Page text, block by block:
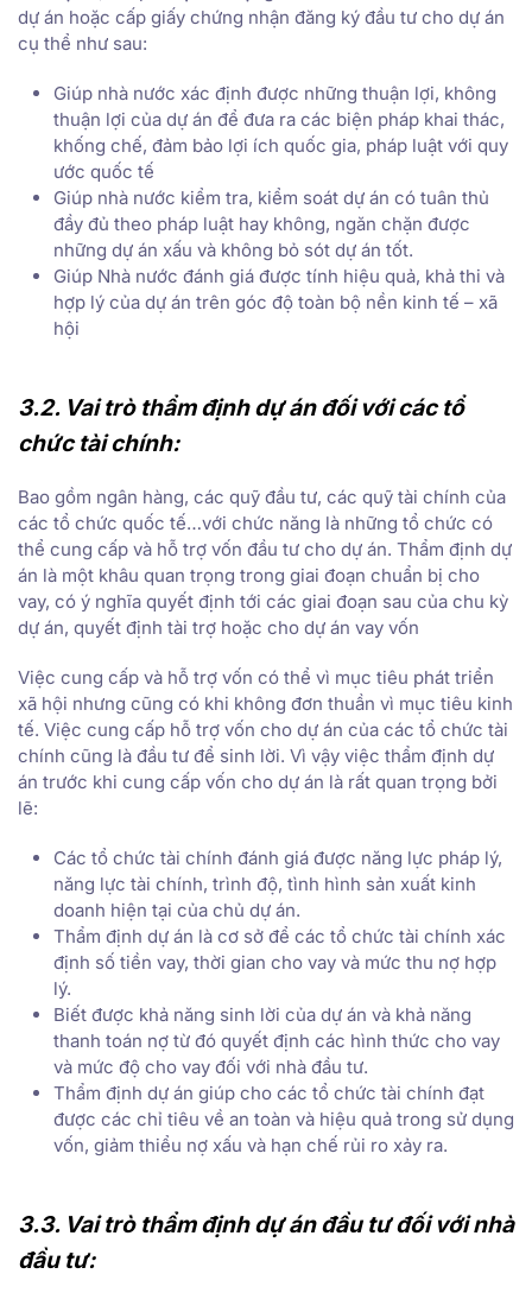
dự án hoặc cấp giấy chứng nhận đăng ký đầu tư cho dự án
cụ thể như sau:
Giúp nhà nước xác định được những thuận lợi, không
thuận lợi của dự án để đưa ra các biện pháp khai thác,
khống chế, đảm bảo lợi ích quốc gia, pháp luật với quy
ước quốc tế
Giúp nhà nước kiểm tra, kiểm soát dự án có tuân thủ
đầy đủ theo pháp luật hay không, ngăn chặn được
những dự án xấu và không bỏ sót dự án tốt.
Giúp Nhà nước đánh giá được tính hiệu quả, khả thi và
hợp lý của dự án trên góc độ toàn bộ nền kinh tế – xã
hội
3.2. Vai trò thẩm định dự án đối với các tổ
chức tài chính:
Bao gồm ngân hàng, các quỹ đầu tư, các quỹ tài chính của
các tổ chức quốc tế…với chức năng là những tổ chức có
thể cung cấp và hỗ trợ vốn đầu tư cho dự án. Thẩm định dự
án là một khâu quan trọng trong giai đoạn chuẩn bị cho
vay, có ý nghĩa quyết định tới các giai đoạn sau của chu kỳ
dự án, quyết định tài trợ hoặc cho dự án vay vốn
Việc cung cấp và hỗ trợ vốn có thể vì mục tiêu phát triển
xã hội nhưng cũng có khi không đơn thuần vì mục tiêu kinh
tế. Việc cung cấp hỗ trợ vốn cho dự án của các tổ chức tài
chính cũng là đầu tư để sinh lời. Vì vậy việc thẩm định dự
án trước khi cung cấp vốn cho dự án là rất quan trọng bởi
lẽ:
Các tổ chức tài chính đánh giá được năng lực pháp lý,
năng lực tài chính, trình độ, tình hình sản xuất kinh
doanh hiện tại của chủ dự án.
Thẩm định dự án là cơ sở để các tổ chức tài chính xác
định số tiền vay, thời gian cho vay và mức thu nợ hợp
lý.
Biết được khả năng sinh lời của dự án và khả năng
thanh toán nợ từ đó quyết định các hình thức cho vay
và mức độ cho vay đối với nhà đầu tư.
Thẩm định dự án giúp cho các tổ chức tài chính đạt
được các chỉ tiêu về an toàn và hiệu quả trong sử dụng
vốn, giảm thiểu nợ xấu và hạn chế rủi ro xảy ra.
3.3. Vai trò thẩm định dự án đầu tư đối với nhà
đầu tư: